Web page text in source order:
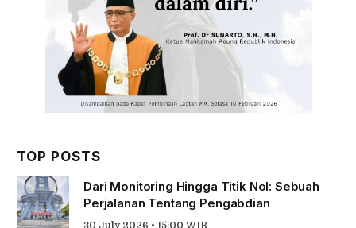
TOP POSTS
Dari Monitoring Hingga Titik Nol: Sebuah
Perjalanan Tentang Pengabdian
30 July 2026 • 15:00 WIB